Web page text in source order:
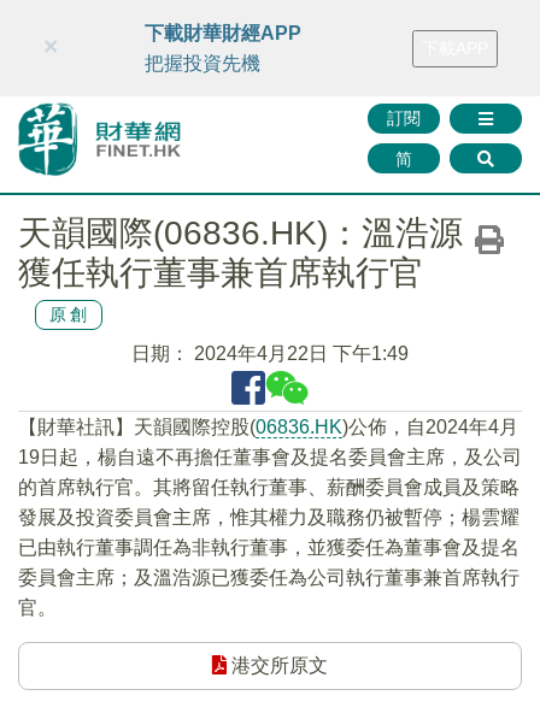
財華智庫網 FINTV FINMETA 財華證券 媒體矩陣
訂閱
简
×
下載財華財經APP
把握投資先機
天韻國際(06836.HK)：溫浩源
獲任執行董事兼首席執行官
原創
日期： 2024年4月22日 下午1:49
【財華社訊】天韻國際控股(06836.HK)公佈，自2024年4月
19日起，楊自遠不再擔任董事會及提名委員會主席，及公司
的首席執行官。其將留任執行董事、薪酬委員會成員及策略
發展及投資委員會主席，惟其權力及職務仍被暫停；楊雲耀
已由執行董事調任為非執行董事，並獲委任為董事會及提名
委員會主席；及溫浩源已獲委任為公司執行董事兼首席執行
官。
港交所原文